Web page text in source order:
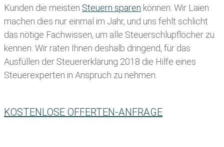
Kunden die meisten Steuern sparen können. Wir Laien
machen dies nur einmal im Jahr, und uns fehlt schlicht
das nötige Fachwissen, um alle Steuerschlupflöcher zu
kennen. Wir raten Ihnen deshalb dringend, für das
Ausfüllen der Steuererklärung 2018 die Hilfe eines
Steuerexperten in Anspruch zu nehmen.
KOSTENLOSE OFFERTEN-ANFRAGE